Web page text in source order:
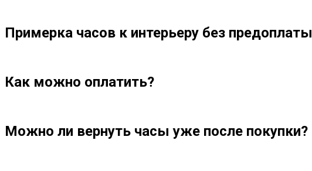
Примерка часов к интерьеру без предоплаты
Как можно оплатить?
Можно ли вернуть часы уже после покупки?